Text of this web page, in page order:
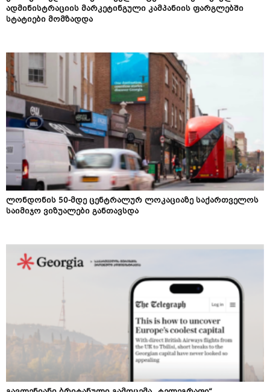
ადმინისტრაციის მარკეტინგული კამპანიის ფარგლებში
სტატიები მომზადდა
ლონდონის 50-მდე ცენტრალურ ლოკაციაზე საქართველოს
საიმიჯო ვიზუალები განთავსდა